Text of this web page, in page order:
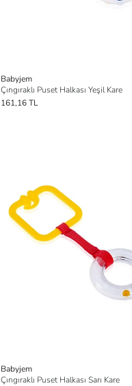
Babyjem
Çıngıraklı Puset Halkası Yeşil Kare
161,16 TL
Babyjem
Çıngıraklı Puset Halkası Sarı Kare